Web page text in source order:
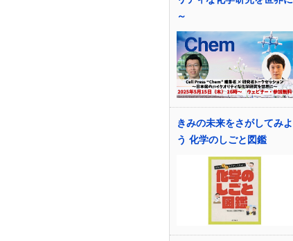
～
きみの未来をさがしてみよ
う 化学のしごと図鑑